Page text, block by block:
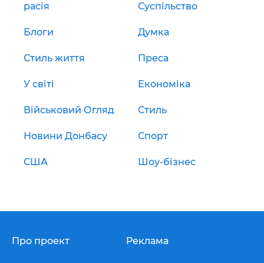
расія Суспільство
Блоги Думка
Стиль життя Преса
У світі Економіка
Військовий Огляд Стиль
Новини Донбасу Спорт
США Шоу-бізнес
Про проект Реклама